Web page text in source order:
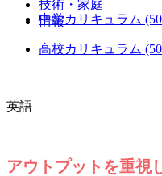
技術・家庭
情報
中学カリキュラム
高校カリキュラム
英語
アウトプットを重視